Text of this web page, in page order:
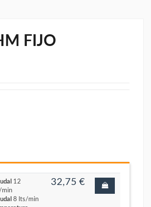
FIJO
12
min
8 lts/min
32,75 €